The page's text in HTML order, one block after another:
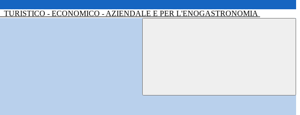
TURISTICO - ECONOMICO - AZIENDALE E PER L'ENOGASTRONOMIA